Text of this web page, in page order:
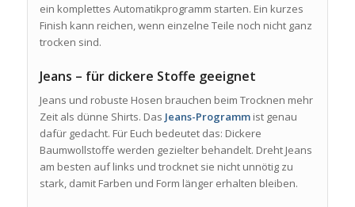
ein komplettes Automatikprogramm starten. Ein kurzes
Finish kann reichen, wenn einzelne Teile noch nicht ganz
trocken sind.
Jeans – für dickere Stoffe geeignet
Jeans und robuste Hosen brauchen beim Trocknen mehr
Zeit als dünne Shirts. Das Jeans-Programmist genau
dafür gedacht. Für Euch bedeutet das: Dickere
Baumwollstoffe werden gezielter behandelt. Dreht Jeans
am besten auf links und trocknet sie nicht unnötig zu
stark, damit Farben und Form länger erhalten bleiben.